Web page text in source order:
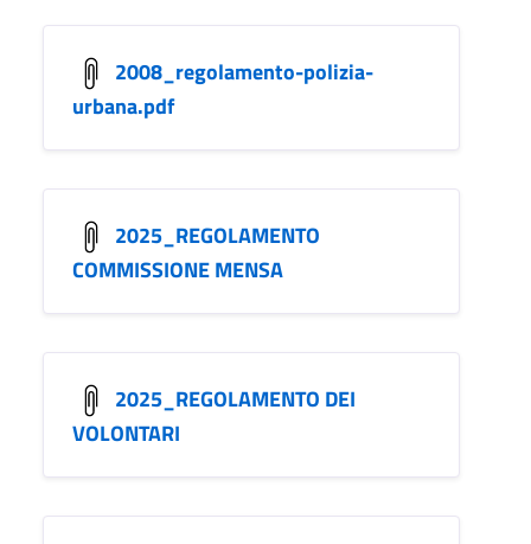
2008_regolamento-polizia-
urbana.pdf
2025_REGOLAMENTO
COMMISSIONE MENSA
2025_REGOLAMENTO DEI
VOLONTARI